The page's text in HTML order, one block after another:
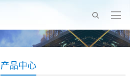
产品中心